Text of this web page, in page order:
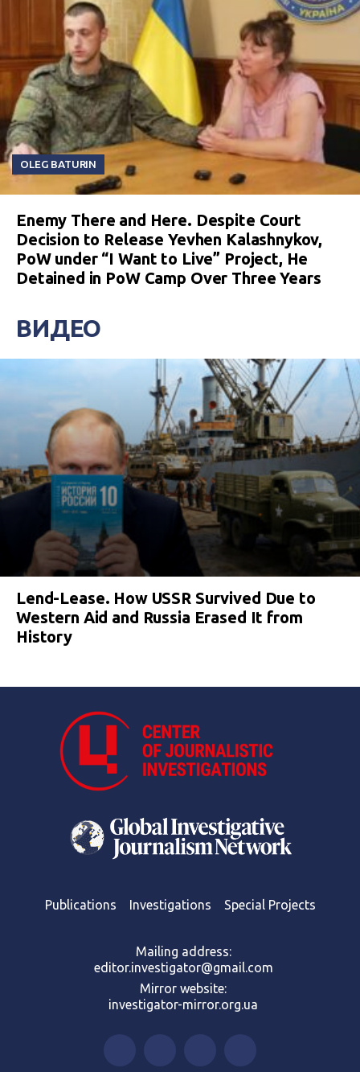
OLEG BATURIN
Enemy There and Here. Despite Court
Decision to Release Yevhen Kalashnykov,
PoW under “I Want to Live” Project, He
Detained in PoW Camp Over Three Years
ВИДЕО
Lend-Lease. How USSR Survived Due to
Western Aid and Russia Erased It from
History
Publications Investigations Special Projects
Mailing address:
editor.investigator@gmail.com
Mirror website:
investigator-mirror.org.ua